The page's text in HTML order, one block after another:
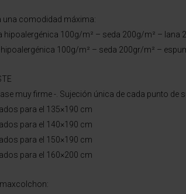
una comodidad máxima:
hipoalergénica 100g/m² – seda 200g/m² –
hipoalergénica 100g/m² – seda 200gr/m² –
muy firme -. Sujeción única de cada punto
para el 135×190 cm
para el 140×190 cm
para el 150×190 cm
para el 160×200 cm